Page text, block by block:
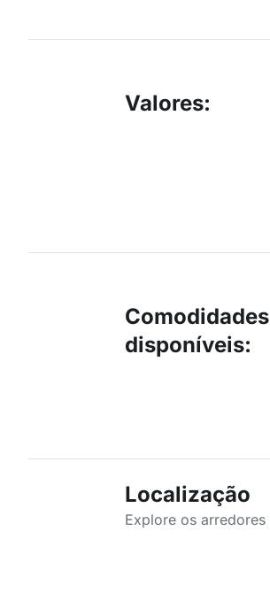
Valores:
Comodidades
disponíveis:
Localização
Explore os arredores